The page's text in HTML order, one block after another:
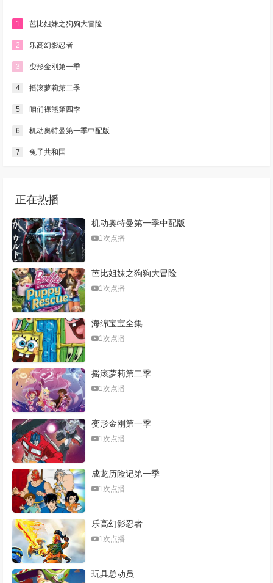
1 芭比姐妹之狗狗大冒险
2 乐高幻影忍者
3 变形金刚第一季
4 摇滚萝莉第二季
5 咱们裸熊第四季
6 机动奥特曼第一季中配版
7 兔子共和国
正在热播
机动奥特曼第一季中配版
1次点播
芭比姐妹之狗狗大冒险
1次点播
海绵宝宝全集
1次点播
摇滚萝莉第二季
1次点播
变形金刚第一季
1次点播
成龙历险记第一季
1次点播
乐高幻影忍者
1次点播
玩具总动员